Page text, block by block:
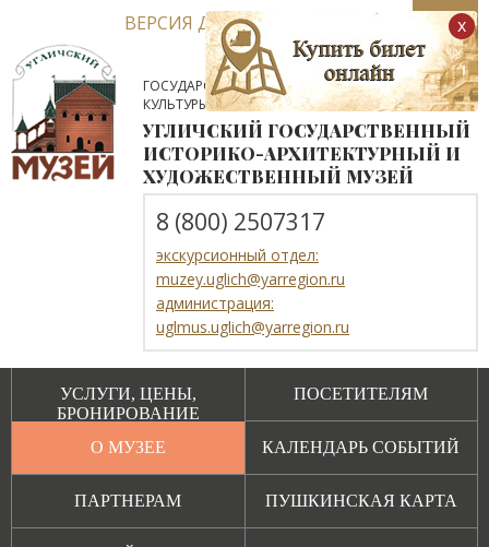
ВЕРСИЯ ДЛЯ СЛАБОВИДЯЩИХ
ГОСУДАРСТВЕННОЕ АВТОНОМНОЕ УЧРЕЖДЕНИЕ
КУЛЬТУРЫ ЯРОСЛАВСКОЙ ОБЛАСТИ
УГЛИЧСКИЙ ГОСУДАРСТВЕННЫЙ
ИСТОРИКО-АРХИТЕКТУРНЫЙ И
ХУДОЖЕСТВЕННЫЙ МУЗЕЙ
8 (800) 2507317
экскурсионный отдел:
muzey.uglich@yarregion.ru
администрация:
uglmus.uglich@yarregion.ru
УСЛУГИ, ЦЕНЫ,
БРОНИРОВАНИЕ
ПОСЕТИТЕЛЯМ
О МУЗЕЕ КАЛЕНДАРЬ СОБЫТИЙ
ПАРТНЕРАМ ПУШКИНСКАЯ КАРТА
x